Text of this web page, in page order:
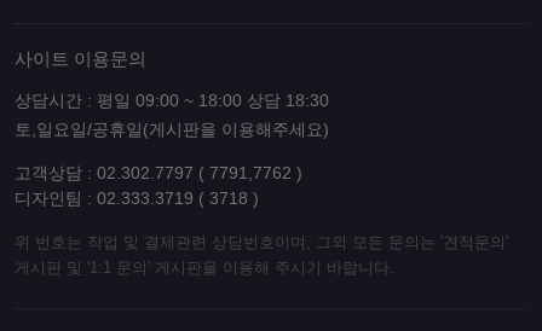
사이트 이용문의
상담시간 : 평일 09:00 ~ 18:00 상담 18:30
토,일요일/공휴일(게시판을 이용해주세요)
고객상담 : 02.302.7797 ( 7791,7762 )
디자인팀 : 02.333.3719 ( 3718 )
위 번호는 작업 및 결제관련 상담번호이며, 그외 모든 문의는 '견적문의'
게시판 및 '1:1 문의' 게시판을 이용해 주시기 바랍니다.